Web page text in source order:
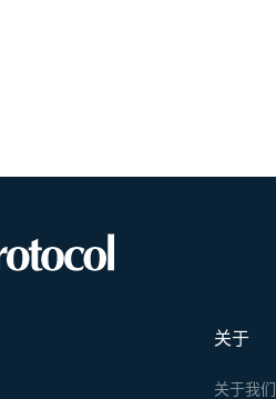
关于
关于我们